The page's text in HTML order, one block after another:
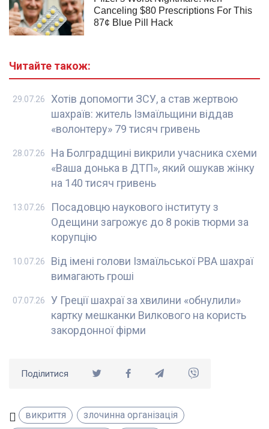
Читайте також:
Хотів допомогти ЗСУ, а став жертвою
шахраїв: житель Ізмаїльщини віддав
«волонтеру» 79 тисяч гривень
29.07.26
На Болградщині викрили учасника схеми
«Ваша донька в ДТП», який ошукав жінку
на 140 тисяч гривень
28.07.26
Посадовцю наукового інституту з
Одещини загрожує до 8 років тюрми за
корупцію
13.07.26
Від імені голови Ізмаїльської РВА шахраї
вимагають гроші
10.07.26
У Греції шахраї за хвилини «обнулили»
картку мешканки Вилкового на користь
закордонної фірми
07.07.26
Поділитися
викриття
злочинна організація